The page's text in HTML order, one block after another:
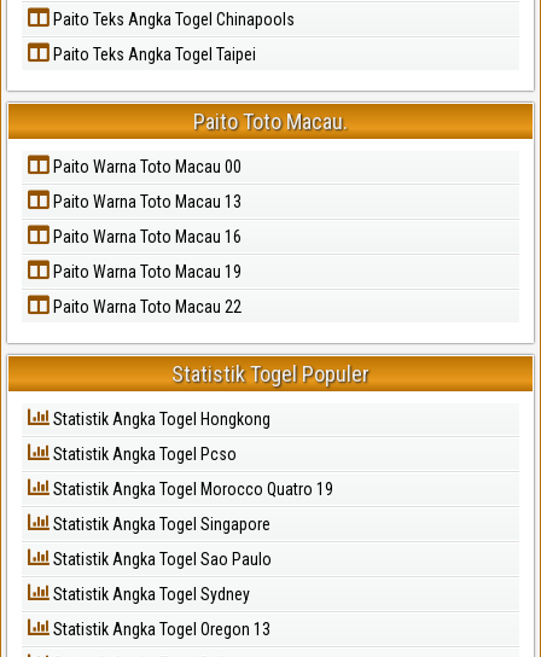
Paito Teks Angka Togel Chinapools
Paito Teks Angka Togel Taipei
Paito Toto Macau.
Paito Warna Toto Macau 00
Paito Warna Toto Macau 13
Paito Warna Toto Macau 16
Paito Warna Toto Macau 19
Paito Warna Toto Macau 22
Statistik Togel Populer
Statistik Angka Togel Hongkong
Statistik Angka Togel Pcso
Statistik Angka Togel Morocco Quatro 19
Statistik Angka Togel Singapore
Statistik Angka Togel Sao Paulo
Statistik Angka Togel Sydney
Statistik Angka Togel Oregon 13